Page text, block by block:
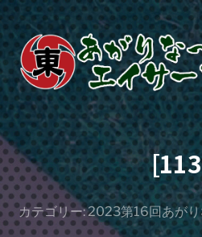
あ
が
り
な〜
ざ
カテゴリー:2023第16回あが